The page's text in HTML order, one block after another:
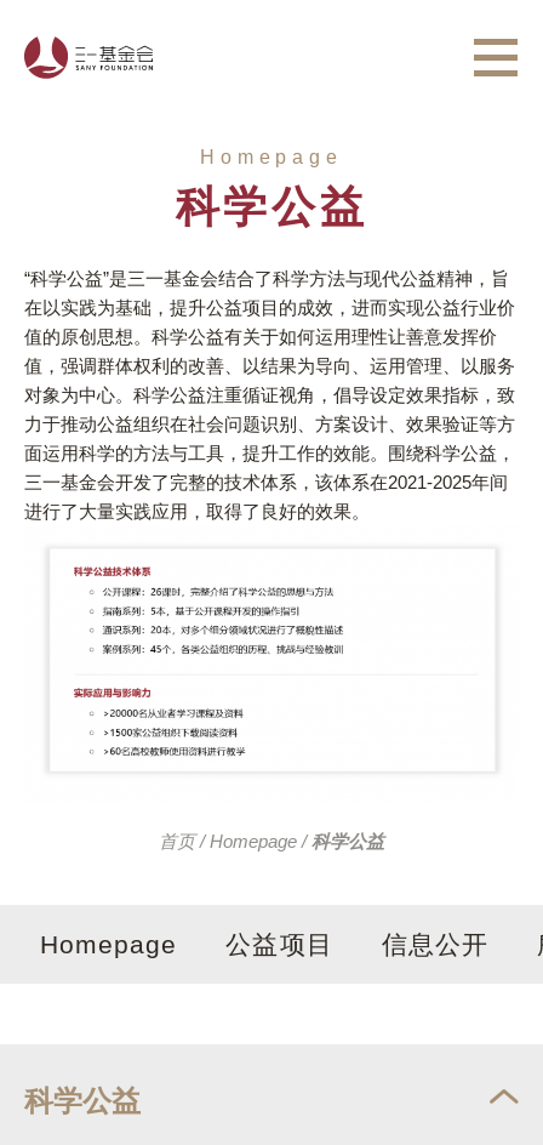
Homepage
科学公益
“科学公益”是三一基金会结合了科学方法与现代公益精神，旨
在以实践为基础，提升公益项目的成效，进而实现公益行业价
值的原创思想。科学公益有关于如何运用理性让善意发挥价
值，强调群体权利的改善、以结果为导向、运用管理、以服务
对象为中心。科学公益注重循证视角，倡导设定效果指标，致
力于推动公益组织在社会问题识别、方案设计、效果验证等方
面运用科学的方法与工具，提升工作的效能。围绕科学公益，
三一基金会开发了完整的技术体系，该体系在2021-2025年间
进行了大量实践应用，取得了良好的效果。
首页/Homepage /科学公益
Homepage 公益项目 信息公开
科学公益